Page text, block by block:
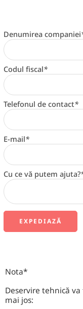
Denumirea companiei
Codul fiscal*
Telefonul de contact*
E-mail*
Cu ce vă putem ajuta?
Nota*
Deservire tehnică
mai jos: